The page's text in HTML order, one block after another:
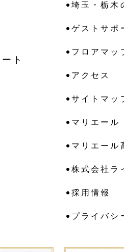
ト
埼玉・栃木
ゲストサポ
フロアマッ
アクセス
サイトマッ
マリエール
マリエール
株式会社ラ
採用情報
プライバシ